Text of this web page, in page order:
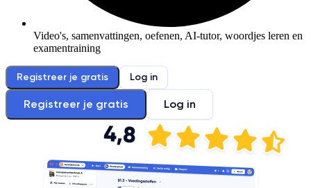
Video's, samenvattingen, oefenen, AI-tutor, woordjes leren en
examentraining
Registreer je gratis Log in
Registreer je gratis Log in